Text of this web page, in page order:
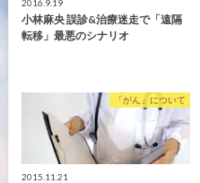
2016.9.19
小林麻央 誤診&治療迷走で「遠隔
転移」最悪のシナリオ
「がん」について
2015.11.21